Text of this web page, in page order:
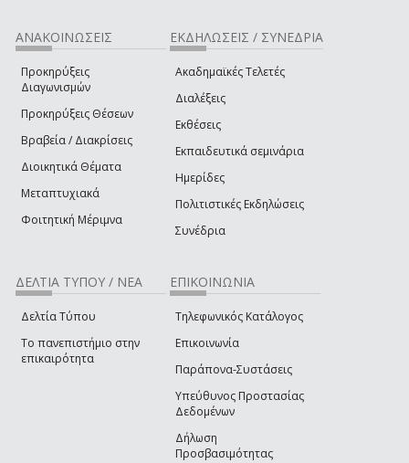
ΑΝΑΚΟΙΝΩΣΕΙΣ
Προκηρύξεις
Διαγωνισμών
Προκηρύξεις Θέσεων
Βραβεία / Διακρίσεις
Διοικητικά Θέματα
Μεταπτυχιακά
Φοιτητική Μέριμνα
ΕΚΔΗΛΩΣΕΙΣ / ΣΥΝΕΔΡΙΑ
Ακαδημαϊκές Τελετές
Διαλέξεις
Εκθέσεις
Εκπαιδευτικά σεμινάρια
Ημερίδες
Πολιτιστικές Εκδηλώσεις
Συνέδρια
ΔΕΛΤΙΑ ΤΥΠΟΥ / ΝΕΑ
Δελτία Τύπου
Το πανεπιστήμιο στην
επικαιρότητα
ΕΠΙΚΟΙΝΩΝΙΑ
Τηλεφωνικός Κατάλογος
Επικοινωνία
Παράπονα-Συστάσεις
Υπεύθυνος Προστασίας
Δεδομένων
Δήλωση
Προσβασιμότητας